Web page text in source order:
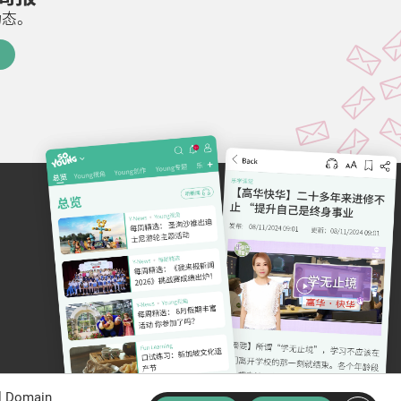
。
Domain